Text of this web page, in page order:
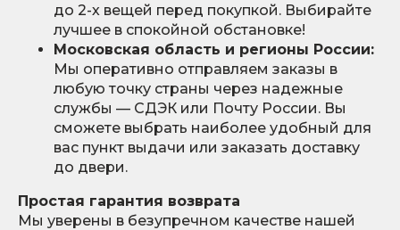
до 2-х вещей перед покупкой. Выбирайте
лучшее в спокойной обстановке!
Московская область и регионы России:
Мы оперативно отправляем заказы в
любую точку страны через надежные
службы — СДЭК или Почту России. Вы
сможете выбрать наиболее удобный для
вас пункт выдачи или заказать доставку
до двери.
Простая гарантия возврата
Мы уверены в безупречном качестве нашей